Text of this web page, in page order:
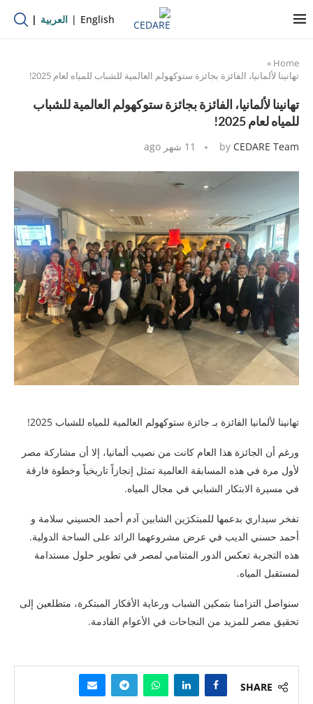
English العربية
Home
»
تهانينا لألمانيا، الفائزة بجائزة ستوكهولم العالمية للشباب للمياه لعام 2025!
تهانينا لألمانيا، الفائزة بجائزة ستوكهولم العالمية للشباب
للمياه لعام 2025!
by CEDARE Team 11 شهر ago
تهانينا لألمانيا الفائزة بـ جائزة ستوكهولم العالمية للمياه للشباب 2025!
ورغم أن الجائزة هذا العام كانت من نصيب ألمانيا، إلا أن مشاركة مصر
لأول مرة في هذه المسابقة العالمية تمثل إنجازاً تاريخياً وخطوة فارقة
في مسيرة الابتكار الشبابي في مجال المياه.
تفخر سيداري بدعمها للمبتكرَين الشابين آدم أحمد الحسيني سلامة و
أحمد حسني الديب في عرض مشروعهما الرائد على الساحة الدولية.
هذه التجربة تعكس الدور المتنامي لمصر في تطوير حلول مستدامة
لمستقبل المياه.
سنواصل التزامنا بتمكين الشباب ورعاية الأفكار المبتكرة، متطلعين إلى
تحقيق مصر للمزيد من النجاحات في الأعوام القادمة.
SHARE